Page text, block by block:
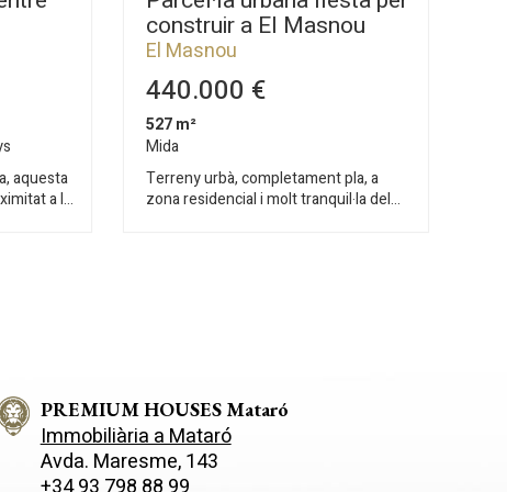
aquesta
a la
i
construir a El Masnou
El Masnou
440.000 €
527 m²
Mida
Terreny urbà, completament pla, a
zona residencial i molt tranquil·la del
vista de la renovació urbanística, a
cavall entre Alella i el Masnou, que
actualment té una gran centralitat per
la proximitat a les àrees comercials i de
PREMIUM HOUSES Mataró
Immobiliària a Mataró
Avda. Maresme, 143